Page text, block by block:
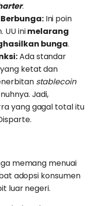
.
Ini poin
UU inimelarang
bunga.
Ada standar
ketat dan
stablecoin
Jadi,
yang gagal total itu
memang menuai
adopsi konsumen
luar negeri.